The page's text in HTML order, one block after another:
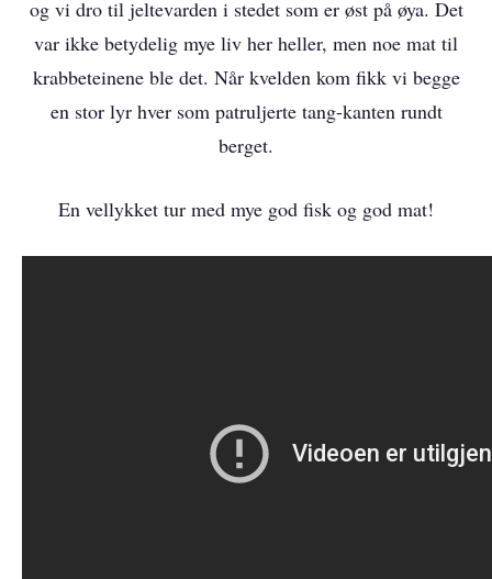
og vi dro til jeltevarden i stedet som er øst på øya. Det
var ikke betydelig mye liv her heller, men noe mat til
krabbeteinene ble det. Når kvelden kom fikk vi begge
en stor lyr hver som patruljerte tang-kanten rundt
berget.
En vellykket tur med mye god fisk og god mat!